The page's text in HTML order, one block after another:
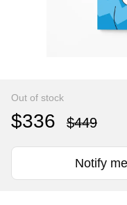
Out of stock
$336 $449
Notify